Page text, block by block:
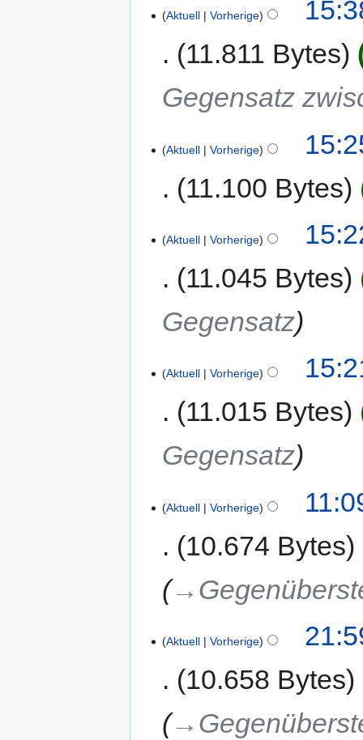
Aktuell Vorherige
11.811 Bytes
Gegensatz
Aktuell Vorherige
11.100 Bytes
Aktuell Vorherige
11.045 Bytes
Gegensatz
Aktuell Vorherige
11.015 Bytes
Gegensatz
Aktuell Vorherige
10.674 Bytes
Aktuell Vorherige
10.658 Bytes